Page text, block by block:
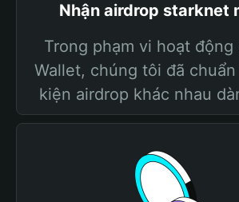
Nhận airdrop starknet
Trong phạm vi hoạt
Wallet, chúng tôi đã
kiện airdrop khác nhau